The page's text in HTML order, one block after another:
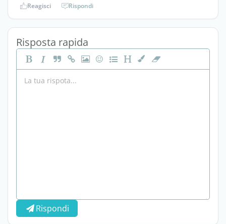
Reagisci Rispondi
Risposta rapida
Rispondi